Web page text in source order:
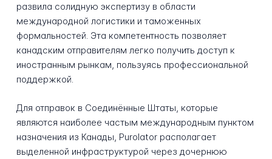
развила солидную экспертизу в области
международной логистики и таможенных
формальностей. Эта компетентность позволяет
канадским отправителям легко получить доступ к
иностранным рынкам, пользуясь профессиональной
поддержкой.
Для отправок в Соединённые Штаты, которые
являются наиболее частым международным пунктом
назначения из Канады, Purolator располагает
выделенной инфраструктурой через дочернюю